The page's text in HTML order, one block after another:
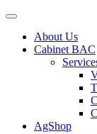
About Us
Cabinet BAC
AgShop